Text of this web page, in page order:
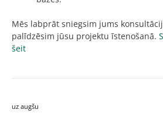
Mēs labprāt sniegsim jums
palīdzēsim jūsu projektu īstenošanā.
šeit
uz augšu